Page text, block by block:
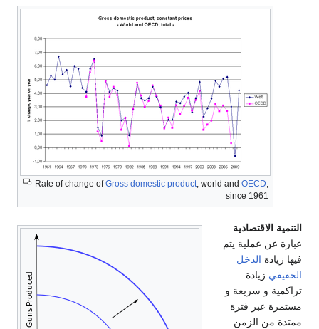
Rate of change ofGross domestic product, world and OECD,
since 1961
التنمية الاقتصادية
عبارة عن عملية يتم
فيها زيادة الدخل
الحقيقي زيادة
تراكمية و سريعة و
مستمرة عبر فترة
ممتدة من الزمن